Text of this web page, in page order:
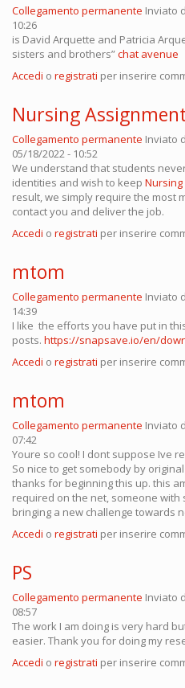
Collegamento permanente Inviato
10:26
is David Arquette and Patricia
sisters and brothers”chat avenue
Accedi o registrati per inserire
Nursing
Collegamento permanente Inviato
05/18/2022 - 10:52
We understand that students
identities and wish to keep Nursing
result, we simply require the most
contact you and deliver the job.
Accedi o registrati per inserire
mtom
Collegamento permanente Inviato
14:39
I like the efforts you have put in
posts. https://snapsave.io/en/
Accedi o registrati per inserire
mtom
Collegamento permanente Inviato
07:42
Youre so cool! I dont suppose Ive
So nice to get somebody by
thanks for beginning this up. this
required on the net, someone
bringing a new challenge towards
Accedi o registrati per inserire
PS
Collegamento permanente Inviato
08:57
The work I am doing is very hard
easier. Thank you for doing my
Accedi o registrati per inserire